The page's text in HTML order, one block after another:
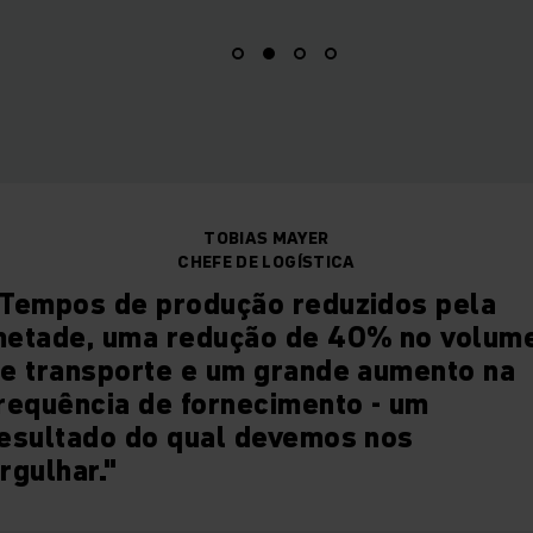
TOBIAS MAYER
CHEFE DE LOGÍSTICA
de produção reduzidos pela
uma redução de 40% no
transporte e um grande aumento na
de fornecimento - um
do qual devemos nos